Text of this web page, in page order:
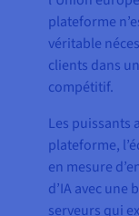
plateforme
véritable
clients dans
compétitif.
Les puissants
plateforme,
en mesure
d’IA avec une
serveurs qui